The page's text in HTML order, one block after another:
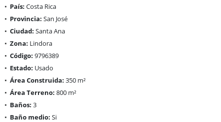
País: Costa Rica
Provincia: San José
Ciudad: Santa Ana
Zona: Lindora
Código: 9796389
Estado: Usado
Área Construida: 350 m²
Área Terreno: 800 m²
Baños: 3
Baño medio: Si